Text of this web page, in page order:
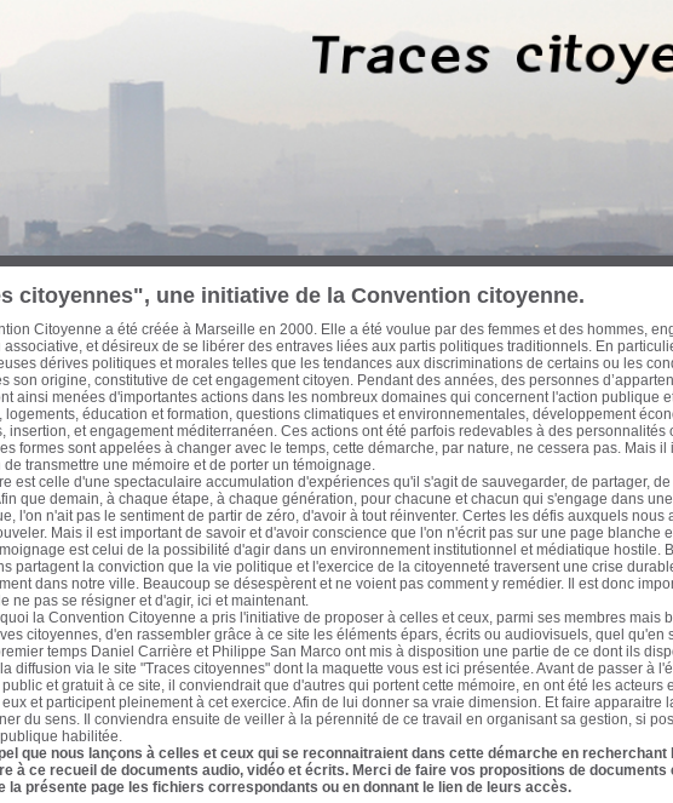
et d’une économie mondialisée. Habitat, urbanisme, transports, formation professionnelle,
et culture, ont ainsi fait l’objet de réflexions, de propositions et d’actions à l’échelle
politique de ces engagements a été diverse, de nature électorale ou pas. Avant que l’épreuve du
leurs traces, il est apparu urgent d'en collecter la mémoire écrite et audiovisuelle et de la rendre
sur notre passé récent pour ouvrir de nouvelles pistes à l'action citoyenne. Cette base de données
Citoyenne. Sont actuellement proposés au chercheur, historien, politologue, cinéaste, ou simple
Urbaine Marseille-Provence-Métropole - Elu de Marseille de 1983 à aujourd’hui Député des
régional de la Région Provence-Alpes-Côte d’Azur de 1981 à 1986 Secrétaire général de la
également, auteur, essayiste et enseignant
citoyennes", une initiative de la Convention citoyenne.
Citoyenne a été créée à Marseille en 2000. Elle a été voulue par des femmes et des hommes,
associative, et désireux de se libérer des entraves liées aux partis politiques traditionnels. En
dérives politiques et morales telles que les tendances aux discriminations de certains ou les
son origine, constitutive de cet engagement citoyen. Pendant des années, des personnes
ainsi menées d'importantes actions dans les nombreux domaines qui concernent l'action publique
logements, éducation et formation, questions climatiques et environnementales, développement
insertion, et engagement méditerranéen. Ces actions ont été parfois redevables à des personnalités
formes sont appelées à changer avec le temps, cette démarche, par nature, ne cessera pas. Mais
de transmettre une mémoire et de porter un témoignage.
est celle d'une spectaculaire accumulation d'expériences qu'il s'agit de sauvegarder, de partager,
que demain, à chaque étape, à chaque génération, pour chacune et chacun qui s'engage dans
l'on n'ait pas le sentiment de partir de zéro, d'avoir à tout réinventer. Certes les défis auxquels nous
Mais il est important de savoir et d'avoir conscience que l'on n'écrit pas sur une page blanche
est celui de la possibilité d'agir dans un environnement institutionnel et médiatique hostile.
partagent la conviction que la vie politique et l'exercice de la citoyenneté traversent une crise
dans notre ville. Beaucoup se désespèrent et ne voient pas comment y remédier. Il est donc
ne pas se résigner et d'agir, ici et maintenant.
la Convention Citoyenne a pris l'initiative de proposer à celles et ceux, parmi ses membres mais
citoyennes, d'en rassembler grâce à ce site les éléments épars, écrits ou audiovisuels, quel qu'en
temps Daniel Carrière et Philippe San Marco ont mis à disposition une partie de ce dont ils
diffusion via le site "Traces citoyennes" dont la maquette vous est ici présentée. Avant de passer à
et gratuit à ce site, il conviendrait que d'autres qui portent cette mémoire, en ont été les acteurs
et participent pleinement à cet exercice. Afin de lui donner sa vraie dimension. Et faire apparaitre
du sens. Il conviendra ensuite de veiller à la pérennité de ce travail en organisant sa gestion, si
habilitée.
que nous lançons à celles et ceux qui se reconnaitraient dans cette démarche en
à ce recueil de documents audio, vidéo et écrits. Merci de faire vos propositions de documents
la présente page les fichiers correspondants ou en donnant le lien de leurs accès.